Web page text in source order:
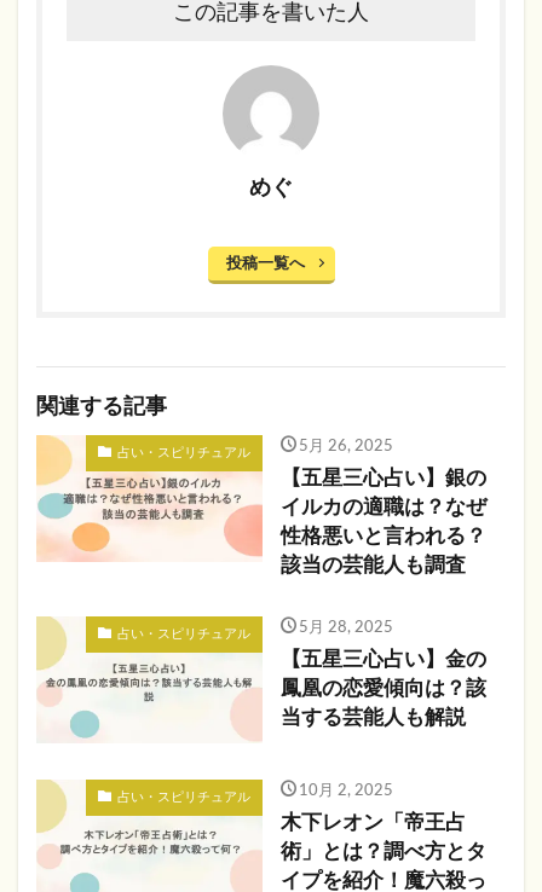
この記事を書いた人
めぐ
投稿一覧へ
関連する記事
占い・スピリチュアル 5月 26, 2025
【五星三心占い】銀の
イルカの適職は？なぜ
性格悪いと言われる？
該当の芸能人も調査
占い・スピリチュアル 5月 28, 2025
【五星三心占い】金の
鳳凰の恋愛傾向は？該
当する芸能人も解説
占い・スピリチュアル 10月 2, 2025
木下レオン「帝王占
術」とは？調べ方とタ
イプを紹介！魔六殺っ